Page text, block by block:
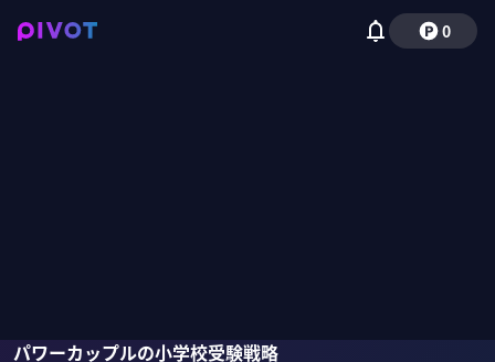
0
パワーカップルの小学校受験戦略
伊藤滉一郎りんたろー。（EXIT）横山美菜子